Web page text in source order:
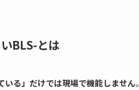
BLS-とは
いる」だけでは現場で機能しません。